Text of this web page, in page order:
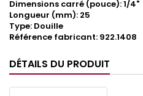
Dimensions carré (pouce): 1/4"
Longueur (mm): 25
Type: Douille
Référence fabricant: 922.1408
DÉTAILS DU PRODUIT